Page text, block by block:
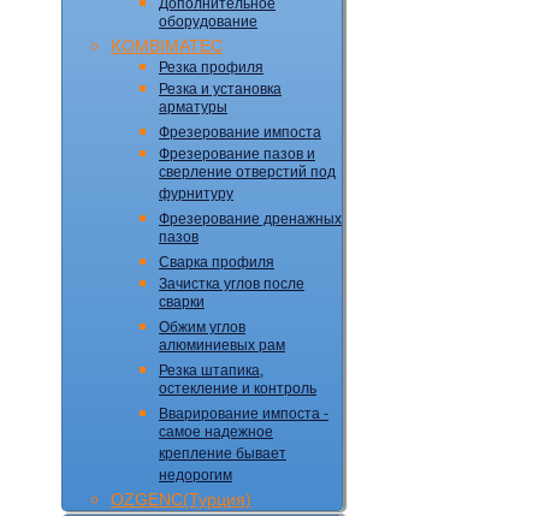
Дополнительное
оборудование
KOMBIMATEC
Резка профиля
Резка и установка
арматуры
Фрезерование импоста
Фрезерование пазов и
сверление отверстий под
фурнитуру
Фрезерование дренажных
пазов
Сварка профиля
Зачистка углов после
сварки
Обжим углов
алюминиевых рам
Резка штапика,
остекление и контроль
Вварирование импоста -
самое надежное
крепление бывает
недорогим
OZGENC(Турция)